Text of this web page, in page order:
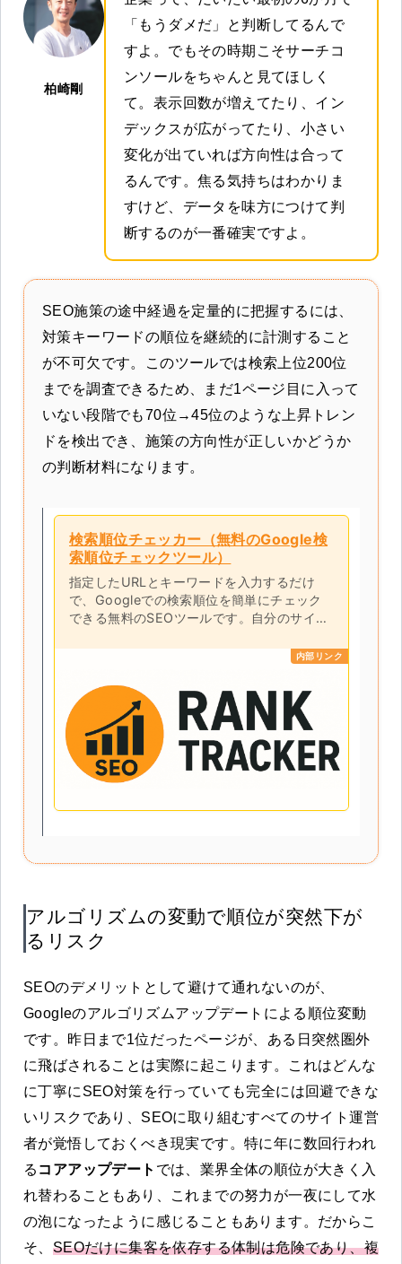
柏崎剛
「もうダメだ」と判断してるんで
すよ。でもその時期こそサーチコ
ンソールをちゃんと見てほしく
て。表示回数が増えてたり、イン
デックスが広がってたり、小さい
変化が出ていれば方向性は合って
るんです。焦る気持ちはわかりま
すけど、データを味方につけて判
断するのが一番確実ですよ。
SEO施策の途中経過を定量的に把握するには、
対策キーワードの順位を継続的に計測すること
が不可欠です。このツールでは検索上位200位
までを調査できるため、まだ1ページ目に入って
いない段階でも70位→45位のような上昇トレン
ドを検出でき、施策の方向性が正しいかどうか
の判断材料になります。
検索順位チェッカー（無料のGoogle検
索順位チェックツール）
指定したURLとキーワードを入力するだけ
で、Googleでの検索順位を簡単にチェック
できる無料のSEOツールです。自分のサイト
にランクインしているかを即座に把握できま
SEO対策やコンテンツ改善にぜひご活用くだ
さい。
内部リンク
アルゴリズムの変動で順位が突然下が
るリスク
SEOのデメリットとして避けて通れないのが、
Googleのアルゴリズムアップデートによる順位変動
です。昨日まで1位だったページが、ある日突然圏外
に飛ばされることは実際に起こります。これはどんな
に丁寧にSEO対策を行っていても完全には回避できな
いリスクであり、SEOに取り組むすべてのサイト運営
者が覚悟しておくべき現実です。特に年に数回行われ
る コアアップデート では、業界全体の順位が大きく入
れ替わることもあり、これまでの努力が一夜にして水
の泡になったように感じることもあります。だからこ
そ、 SEOだけに集客を依存する体制は危険であり、複